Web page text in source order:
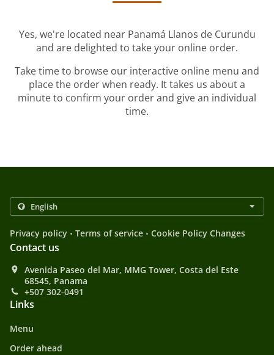
Yes, we're located near Panamá Llanos de Curundu
and are delighted to take your online order.
Take time to browse our interactive online menu and
place the order when ready. It takes us about a
minute to confirm your order and give an individual
time.
Privacy policy . Terms of service . Cookie Policy Changes
Contact us
Avenida Paseo del Mar, MMG Tower, Costa del Este
68545, Panama
+507 302-0491
Links
Menu
Order ahead